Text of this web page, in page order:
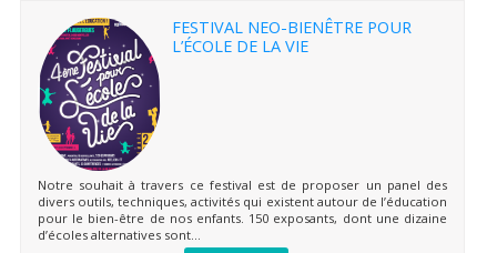
FESTIVAL NEO-BIENÊTRE POUR
L’ÉCOLE DE LA VIE
Notre souhait à travers ce festival est de proposer un panel des
divers outils, techniques, activités qui existent autour de l’éducation
pour le bien-être de nos enfants. 150 exposants, dont une dizaine
d’écoles alternatives sont...